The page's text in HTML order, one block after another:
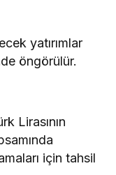
yatırımlar
öngörülür.
Lirasının
için tahsil